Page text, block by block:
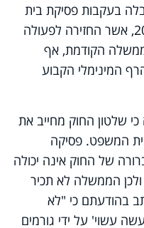
בעקבות פסיקת בית
המשפט העליון מיום 17 ביוני 2026, אשר החזירה לפעולה
הקודמת, אף
המינימלי הקבוע
שלטון החוק מחייב את
המשפט. פסיקה
של החוק אינה יכולה
הממשלה לא תכיר
בהודעתם כי "לא
עשוי' על ידי גורמים